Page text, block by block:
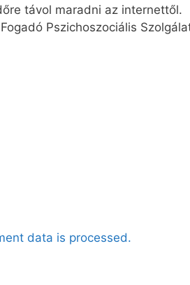
távol maradni az internettől.
Pszichoszociális
data is processed.